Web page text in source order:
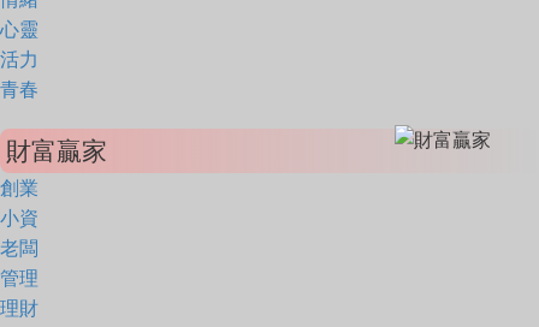
心靈
活力
青春
財富贏家
創業
小資
老闆
管理
理財